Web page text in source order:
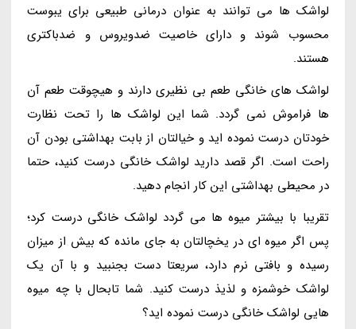
لواشک ها می توانند به عنوان درمانی طبیعی برای یبوست
محسوب شوند و دارای خاصیت ضدویروس و ضدباکتری
هستند.
لواشک های خانگی طعم بی نظیری دارند و هیچوقت طعم آن
ها فراموش نمی گردد. شما این لواشک ها را تحت نظارت
خودتان درست نموده اید و خیالتان از بابت بهداشتی بودن آن
راحت است. اگر قصد دارید لواشک خانگی درست کنید، حتما
در محیطی بهداشتی این کار انجام دهید.
تقریبا با بیشتر میوه ها می گردد لواشک خانگی درست کرد؛
پس اگر میوه ای در یخچالتان به جای مانده که بیش از میزان
رسیده و بافتی نرم دارد، سریعتا دست بجنبید و با آن یک
لواشک خوشمزه و لذیذ درست کنید. شما تابحال با چه میوه
هایی لواشک خانگی درست نموده اید؟